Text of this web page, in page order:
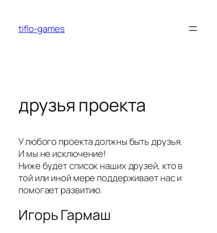
содержимому
tiflo-games
друзья проекта
У любого проекта должны быть друзья.
И мы не исключение!
Ниже будет список наших друзей, кто в
той или иной мере поддерживает нас и
помогает развитию.
Игорь Гармаш